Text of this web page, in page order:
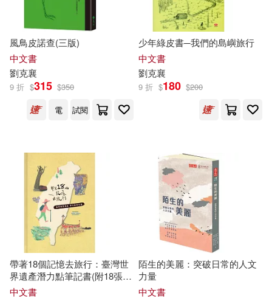
農業部林業及自然保育署(1)
遼寧少年兒童出版社(1)
風鳥皮諾查(三版)
中文書
劉克襄
9 折 $315 $350
電
試閱
少年綠皮書─我們的島嶼旅行
中文書
劉克襄
9 折 $180 $200
帶著18個記憶去旅行：臺灣世
界遺產潛力點筆記書(附18張明
信片)
中文書
陌生的美麗：突破日常的人文
力量
中文書